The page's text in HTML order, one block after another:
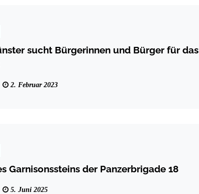
sucht Bürgerinnen und Bürger für das
2. Februar 2023
Garnisonssteins der Panzerbrigade 18
5. Juni 2025